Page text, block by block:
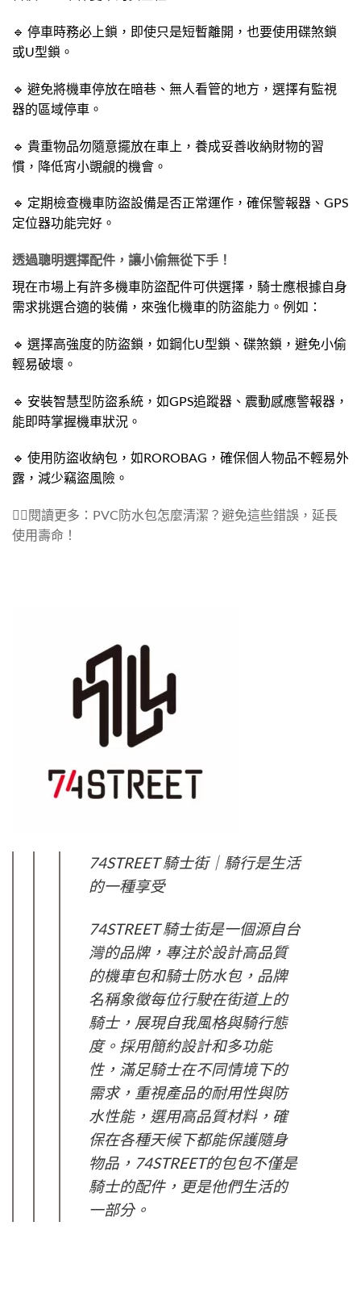
🔹 停車時務必上鎖，即使只是短暫離開，也要使用碟煞鎖
或U型鎖。
🔹 避免將機車停放在暗巷、無人看管的地方，選擇有監視
器的區域停車。
🔹 貴重物品勿隨意擺放在車上，養成妥善收納財物的習
慣，降低宵小覬覦的機會。
🔹 定期檢查機車防盜設備是否正常運作，確保警報器、GPS
定位器功能完好。
透過聰明選擇配件，讓小偷無從下手！
現在市場上有許多機車防盜配件可供選擇，騎士應根據自身
需求挑選合適的裝備，來強化機車的防盜能力。例如：
🔹 選擇高強度的防盜鎖，如鋼化U型鎖、碟煞鎖，避免小偷
輕易破壞。
🔹 安裝智慧型防盜系統，如GPS追蹤器、震動感應警報器，
能即時掌握機車狀況。
🔹 使用防盜收納包，如ROROBAG，確保個人物品不輕易外
露，減少竊盜風險。
👉🏻閱讀更多：PVC防水包怎麼清潔？避免這些錯誤，延長
使用壽命！
74STREET 騎士街｜騎行是生活
的一種享受
74STREET 騎士街是一個源自台
灣的品牌，專注於設計高品質
的機車包和騎士防水包，品牌
名稱象徵每位行駛在街道上的
騎士，展現自我風格與騎行態
度。採用簡約設計和多功能
性，滿足騎士在不同情境下的
需求，重視產品的耐用性與防
水性能，選用高品質材料，確
保在各種天候下都能保護隨身
物品，74STREET的包包不僅是
騎士的配件，更是他們生活的
一部分。